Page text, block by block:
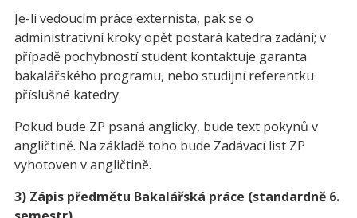
Je-li vedoucím práce externista, pak se o
administrativní kroky opět postará katedra zadání; v
případě pochybností student kontaktuje garanta
bakalářského programu, nebo studijní referentku
příslušné katedry.
Pokud bude ZP psaná anglicky, bude text pokynů v
angličtině. Na základě toho bude Zadávací list ZP
vyhotoven v angličtině.
3) Zápis předmětu Bakalářská práce (standardně 6.